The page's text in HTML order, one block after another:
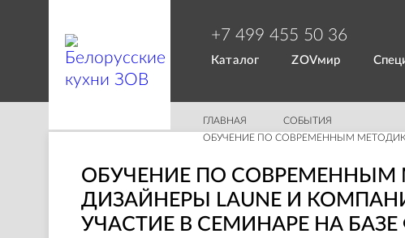
+7 499 455 50 36
Каталог ZOVмир
ГЛАВНАЯ
СОБЫТИЯ
ОБУЧЕНИЕ ПО СОВРЕМЕННЫМ
ОБУЧЕНИЕ ПО СОВРЕМЕННЫМ
ДИЗАЙНЕРЫ LAUNE И
УЧАСТИЕ В СЕМИНАРЕ НА